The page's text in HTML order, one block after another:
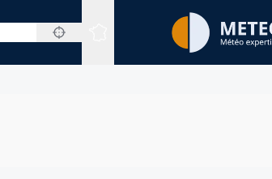
Sites expertisés